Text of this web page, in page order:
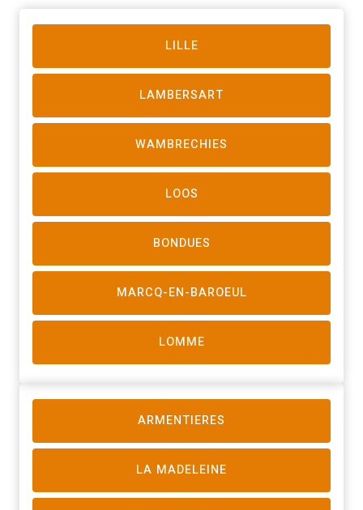
LILLE
LAMBERSART
WAMBRECHIES
LOOS
BONDUES
MARCQ-EN-BAROEUL
LOMME
ARMENTIERES
LA MADELEINE